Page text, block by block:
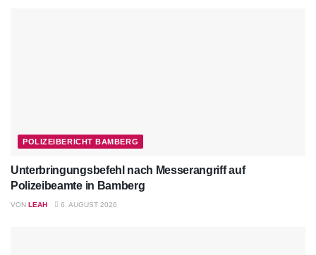
POLIZEIBERICHT BAMBERG
Unterbringungsbefehl nach Messerangriff auf
Polizeibeamte in Bamberg
VON LEAH 6. AUGUST 2026